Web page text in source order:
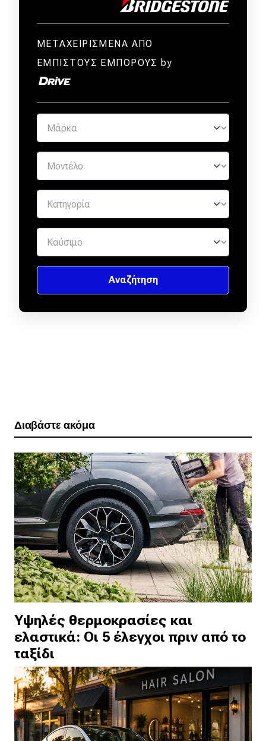
ΜΕΤΑΧΕΙΡΙΣΜΕΝΑ ΑΠΟ
ΕΜΠΙΣΤΟΥΣ ΕΜΠΟΡΟΥΣ by
Διαβάστε ακόμα
Yψηλές θερμοκρασίες και
ελαστικά: Οι 5 έλεγχοι πριν από το
ταξίδι